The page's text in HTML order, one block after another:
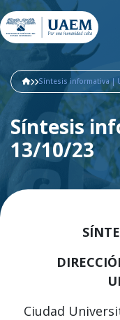
Síntesis informativa |
Síntesis
13/10/23
Ciudad